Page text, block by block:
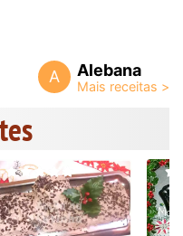
A Alebana